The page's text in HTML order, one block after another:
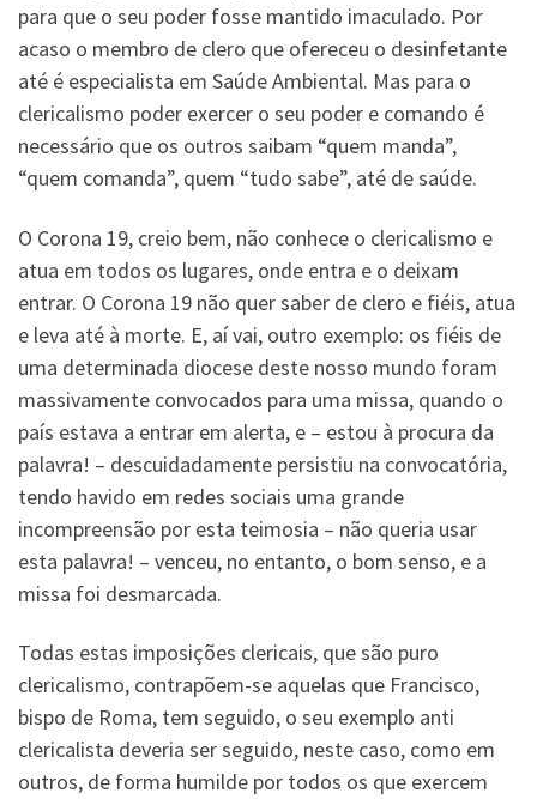
para que o seu poder fosse mantido imaculado. Por
acaso o membro de clero que ofereceu o desinfetante
até é especialista em Saúde Ambiental. Mas para o
clericalismo poder exercer o seu poder e comando é
necessário que os outros saibam “quem manda”,
“quem comanda”, quem “tudo sabe”, até de saúde.
O Corona 19, creio bem, não conhece o clericalismo e
atua em todos os lugares, onde entra e o deixam
entrar. O Corona 19 não quer saber de clero e fiéis, atua
e leva até à morte. E, aí vai, outro exemplo: os fiéis de
uma determinada diocese deste nosso mundo foram
massivamente convocados para uma missa, quando o
país estava a entrar em alerta, e – estou à procura da
palavra! – descuidadamente persistiu na convocatória,
tendo havido em redes sociais uma grande
incompreensão por esta teimosia – não queria usar
esta palavra! – venceu, no entanto, o bom senso, e a
missa foi desmarcada.
Todas estas imposições clericais, que são puro
clericalismo, contrapõem-se aquelas que Francisco,
bispo de Roma, tem seguido, o seu exemplo anti
clericalista deveria ser seguido, neste caso, como em
outros, de forma humilde por todos os que exercem